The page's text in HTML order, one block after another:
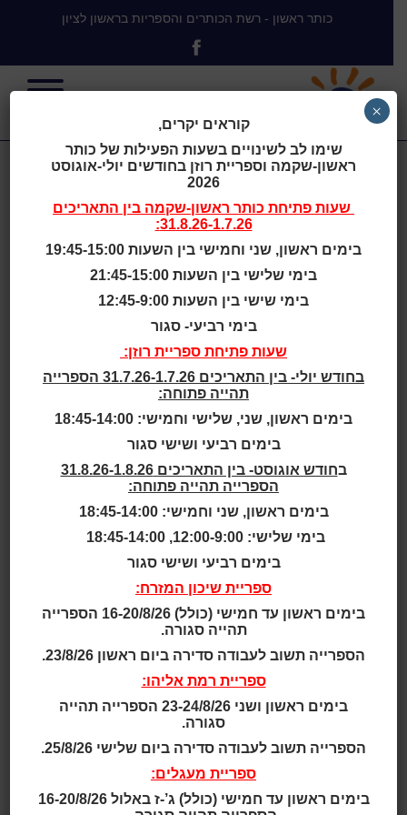
כותר ראשון - רשת הכותרים והספריות בראשון לציון
כיף כף הקוף
גילאי 2 - 4
גילאי 2.5 - 4
גילאי 2 - 5
גילאי 3 - 5
גילאי 3 - 7
גילאי 4 - 7
גילאי 4 - 8
כיף כף הקוף הוא קוף מאוד סקרן, שנמאס לו להיות קוף. יום
אחד הוא יוצא למסע מרתק עם הילדים ביער הקופים, ושם
קוראים יקרים,
שימו לב לשינויים בשעות הפעילות של כותר
ראשון-שקמה וספריית רוזן בחודשים יולי-אוגוסט
2026
שעות פתיחת כותר ראשון-שקמה בין התאריכים
31.8.26-1.7.26:
בימים ראשון, שני וחמישי בין השעות 19:45-15:00
בימי שלישי בין השעות 21:45-15:00
בימי שישי בין השעות 12:45-9:00
בימי רביעי- סגור
שעות פתיחת ספריית רוזן:
בחודש יולי- בין התאריכים 31.7.26-1.7.26 הספרייה
תהייה פתוחה:
בימים ראשון, שני, שלישי וחמישי: 18:45-14:00
בימים רביעי ושישי סגור
ב
חודש אוגוסט- בין התאריכים 31.8.26-1.8.26
הספרייה תהייה פתוחה:
בימים ראשון, שני וחמישי: 18:45-14:00
בימי שלישי: 12:00-9:00, 18:45-14:00
בימים רביעי ושישי סגור
ספריית שיכון המזרח:
בימים ראשון עד חמישי (כולל) 16-20/8/26 הספרייה
תהייה סגורה.
הספרייה תשוב לעבודה סדירה ביום ראשון 23/8/26.
ספריית רמת אליהו:
בימים ראשון ושני 23-24/8/26 הספרייה תהייה
סגורה.
הספרייה תשוב לעבודה סדירה ביום שלישי 25/8/26.
ספריית מעגלים:
בימים ראשון עד חמישי (כולל) ג’-ז באלול 16-20/8/26
×